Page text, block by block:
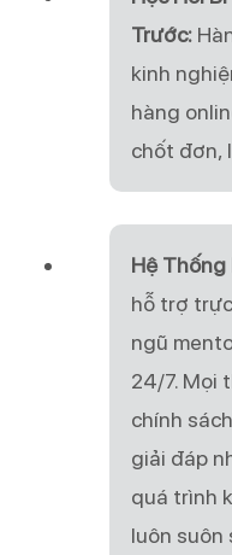
Trước:
kinh
hàng
chốt đơn,
Hệ Thống
hỗ trợ
ngũ
24/7. Mọi
chính
giải đáp
quá trình
luôn suôn